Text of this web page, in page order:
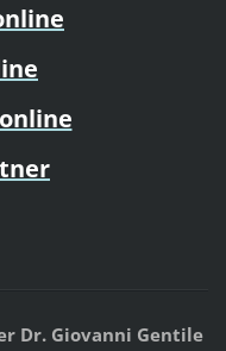
Dr. Giovanni Gentile